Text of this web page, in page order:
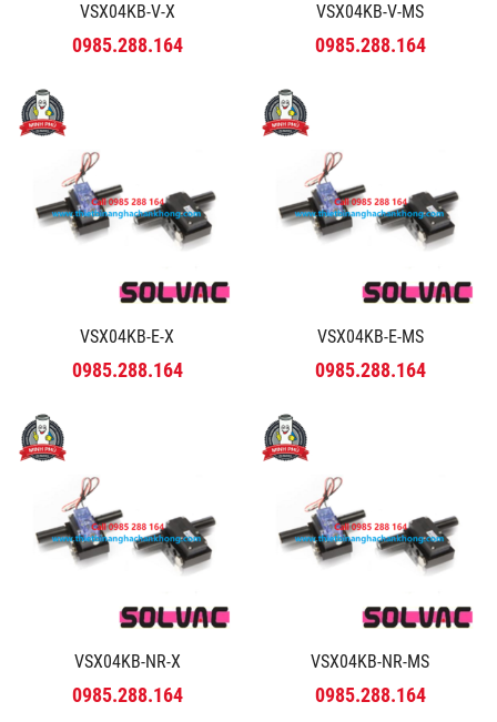
VSX04KB-V-X
0985.288.164
VSX04KB-V-MS
0985.288.164
VSX04KB-E-X
0985.288.164
VSX04KB-E-MS
0985.288.164
VSX04KB-NR-X
0985.288.164
VSX04KB-NR-MS
0985.288.164